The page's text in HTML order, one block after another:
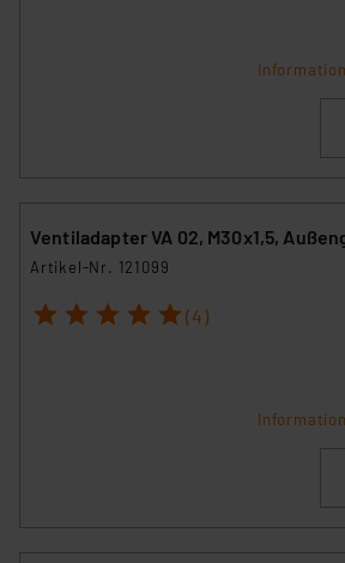
Ventiladapter VA 02, M30x1,5,
Artikel-Nr. 121099
1 2 3 4 5 (4)